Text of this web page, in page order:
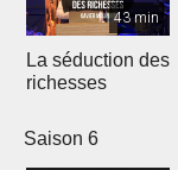
43 min
La séduction des
richesses
Saison 6